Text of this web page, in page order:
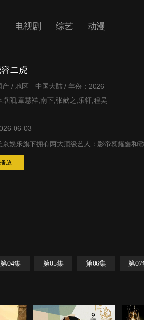
电视剧 综艺 动漫
二虎
产 / 地区：中国大陆 / 年份：2026
卓阳,章慧祥,南下,张献之,乐轩,程吴
06-03
京娱乐旗下拥有两大顶级艺人：影帝慕耀鑫
放
第04集 第05集 第06集 第07